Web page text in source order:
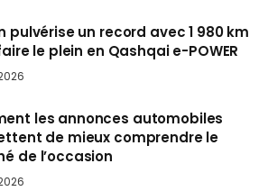
pulvérise un record avec 1 980 km
le plein en Qashqai e-POWER
les annonces automobiles
de mieux comprendre le
de l’occasion